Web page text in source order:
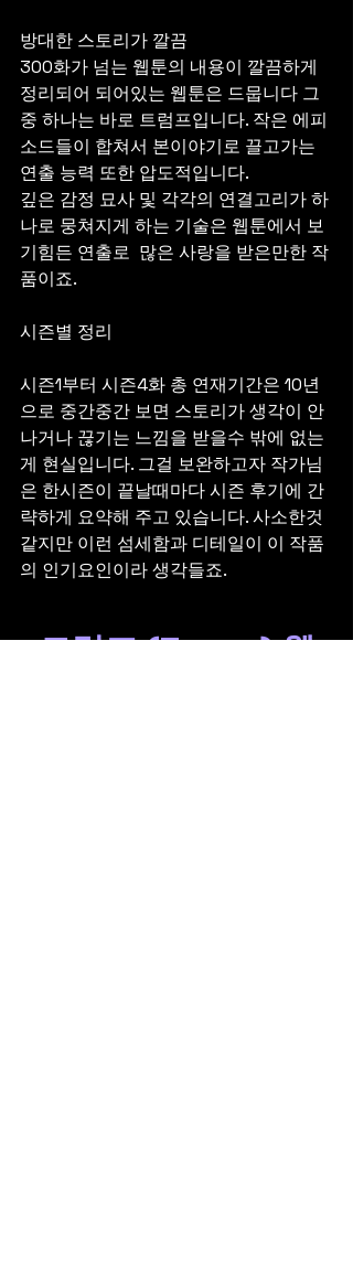
방대한 스토리가 깔끔
300화가 넘는 웹툰의 내용이 깔끔하게
정리되어 되어있는 웹툰은 드뭅니다 그
중 하나는 바로 트럼프입니다. 작은 에피
소드들이 합쳐서 본이야기로 끌고가는
연출 능력 또한 압도적입니다.
깊은 감정 묘사 및 각각의 연결고리가 하
나로 뭉쳐지게 하는 기술은 웹툰에서 보
기힘든 연출로  많은 사랑을 받은만한 작
품이죠.
시즌별 정리
시즌1부터 시즌4화 총 연재기간은 10년
으로 중간중간 보면 스토리가 생각이 안
나거나 끊기는 느낌을 받을수 밖에 없는
게 현실입니다. 그걸 보완하고자 작가님
은 한시즌이 끝날때마다 시즌 후기에 간
략하게 요약해 주고 있습니다. 사소한것
같지만 이런 섬세함과 디테일이 이 작품
의 인기요인이라 생각들죠.
트럼프 (Trump) 웹